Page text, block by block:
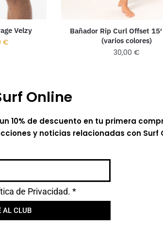
Velzy
€
Bañador Rip Curl Offset
(varios colores)
30,00€
Online
10% de descuento en tu primera
y noticias relacionadas con Surf
de Privacidad. *
AL CLUB